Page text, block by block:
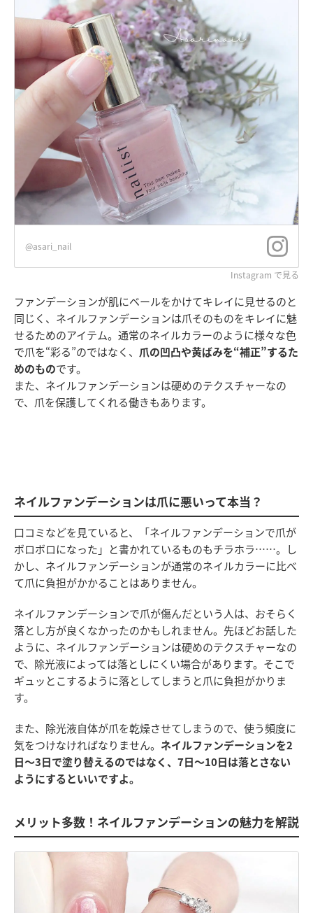
@asari_nail
Instagram で見る
ファンデーションが肌にベールをかけてキレイに見せるのと
同じく、ネイルファンデーションは爪そのものをキレイに魅
せるためのアイテム。通常のネイルカラーのように様々な色
で爪を“彩る”のではなく、 爪の凹凸や黄ばみを“補正”するた
めのものです。
また、ネイルファンデーションは硬めのテクスチャーなの
で、爪を保護してくれる働きもあります。
ネイルファンデーションは爪に悪いって本当？
口コミなどを見ていると、「ネイルファンデーションで爪が
ボロボロになった」と書かれているものもチラホラ……。し
かし、ネイルファンデーションが通常のネイルカラーに比べ
て爪に負担がかかることはありません。
ネイルファンデーションで爪が傷んだという人は、おそらく
落とし方が良くなかったのかもしれません。先ほどお話した
ように、ネイルファンデーションは硬めのテクスチャーなの
で、除光液によっては落としにくい場合があります。そこで
ギュッとこするように落としてしまうと爪に負担がかりま
す。
また、除光液自体が爪を乾燥させてしまうので、使う頻度に
気をつけなければなりません。 ネイルファンデーションを2
日～3日で塗り替えるのではなく、7日～10日は落とさない
ようにするといいですよ。
メリット多数！ネイルファンデーションの魅力を解説